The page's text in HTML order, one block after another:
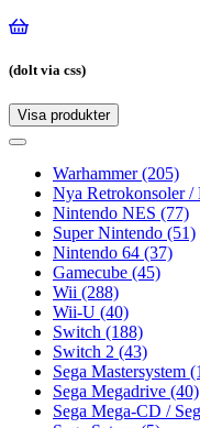
(dolt via css)
Visa produkter
Toggle
Toggle
navigationWarhammer(205)
Nya Retrokonsoler /
Nintendo NES (77)
Super Nintendo (51)
Nintendo 64 (37)
Gamecube (45)
Wii (288)
Wii-U (40)
Switch (188)
Switch 2 (43)
Sega Mastersystem
Sega Megadrive (40)
Sega Mega-CD /